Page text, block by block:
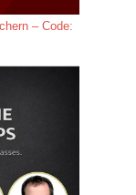
– Code: